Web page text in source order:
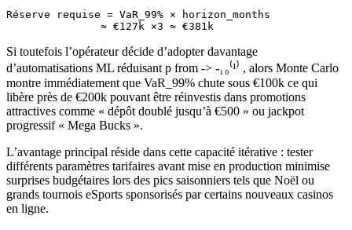
Réserve requise = VaR_99% × horizon_months
Si toutefois l’opérateur décide d’adopter davantage
d’automatisations ML réduisant p from ‑> ‑⁠​₁ ₀​⁽¹⁾ , alors Monte Carlo
montre immédiatement que VaR_99% chute sous €100k ce qui
libère près de €200k pouvant être réinvestis dans promotions
attractives comme « dépôt doublé jusqu’à €500 » ou jackpot
progressif « Mega Bucks ».
L’avantage principal réside dans cette capacité itérative : tester
différents paramètres tarifaires avant mise en production minimise
surprises budgétaires lors des pics saisonniers tels que Noël ou
grands tournois eSports sponsorisés par certains nouveaux casinos
en ligne.